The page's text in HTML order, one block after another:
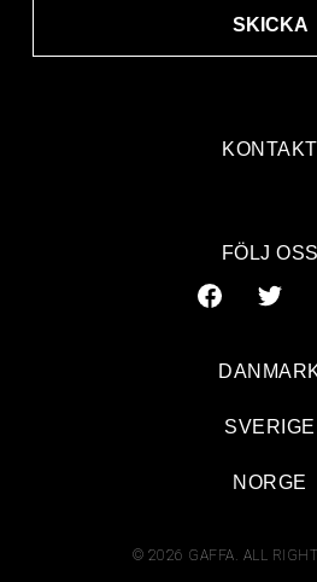
KONTAKT
SKICKA
FÖLJ OSS
© 2026 GAFFA. ALL
SVERIGE
NORGE